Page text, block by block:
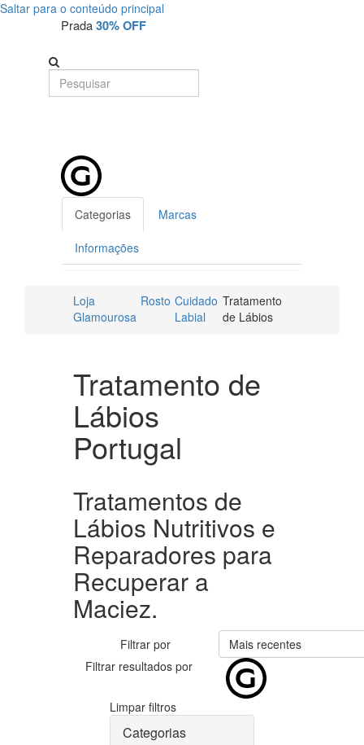
Saltar para o conteúdo principal
Prada30% OFF
Categorias Marcas
Informações
Loja
Glamourosa
Rosto Cuidado
Labial
Tratamento
de Lábios
Tratamento de
Lábios
Portugal
Tratamentos de
Lábios Nutritivos e
Reparadores para
Recuperar a
Maciez.
Filtrar por
Mais recentes
Filtrar resultados por
Limpar filtros
Categorias